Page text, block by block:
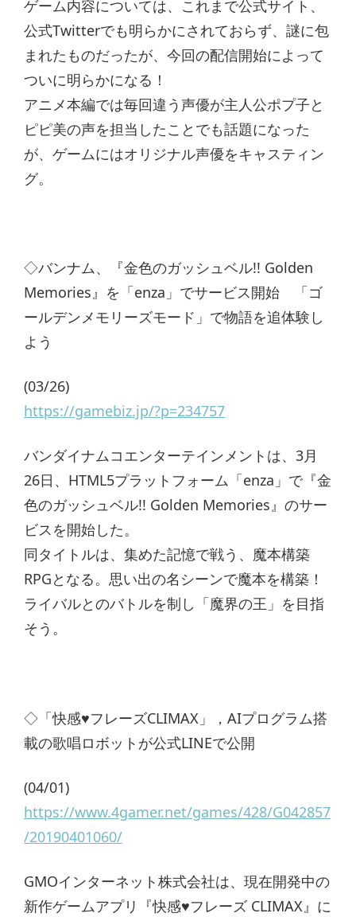
ゲーム内容については、これまで公式サイト、
公式Twitterでも明らかにされておらず、謎に包
まれたものだったが、今回の配信開始によって
ついに明らかになる！
アニメ本編では毎回違う声優が主人公ポプ子と
ピピ美の声を担当したことでも話題になった
が、ゲームにはオリジナル声優をキャスティン
グ。
◇バンナム、『金色のガッシュベル!! Golden
Memories』を「enza」でサービス開始 「ゴ
ールデンメモリーズモード」で物語を追体験し
よう
(03/26)
https://gamebiz.jp/?p=234757
バンダイナムコエンターテインメントは、3月
26日、HTML5プラットフォーム「enza」で『金
色のガッシュベル!! Golden Memories』のサー
ビスを開始した。
同タイトルは、集めた記憶で戦う、魔本構築
RPGとなる。思い出の名シーンで魔本を構築！
ライバルとのバトルを制し「魔界の王」を目指
そう。
◇「快感♥フレーズCLIMAX」，AIプログラム搭
載の歌唱ロボットが公式LINEで公開
(04/01)
https://www.4gamer.net/games/428/G042857
/20190401060/
GMOインターネット株式会社は、現在開発中の
新作ゲームアプリ『快感♥フレーズ CLIMAX』に